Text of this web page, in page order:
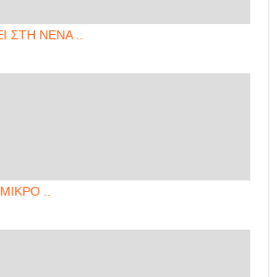
ΣΤΗ ΝΕΝΑ ..
..